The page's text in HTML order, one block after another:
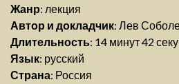
Жанр: лекция
Автор и докладчик: Лев
Длительность: 14 минут 42
Язык: русский
Страна: Россия